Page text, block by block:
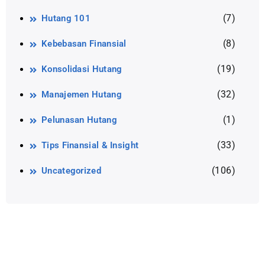
Hutang 101 (7)
Kebebasan Finansial (8)
Konsolidasi Hutang (19)
Manajemen Hutang (32)
Pelunasan Hutang (1)
Tips Finansial & Insight (33)
Uncategorized (106)